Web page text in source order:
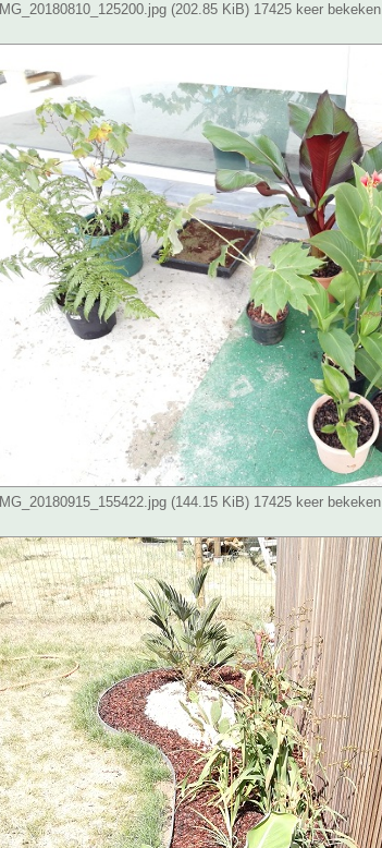
IMG_20180810_125200.jpg (202.85 KiB) 17425 keer bekeken
IMG_20180915_155422.jpg (144.15 KiB) 17425 keer bekeken